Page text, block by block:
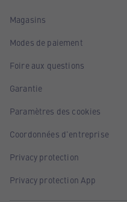
Magasins
Modes de paiement
Foire aux questions
Garantie
Paramètres des cookies
Coordonnées d'entreprise
Privacy protection
Privacy protection App